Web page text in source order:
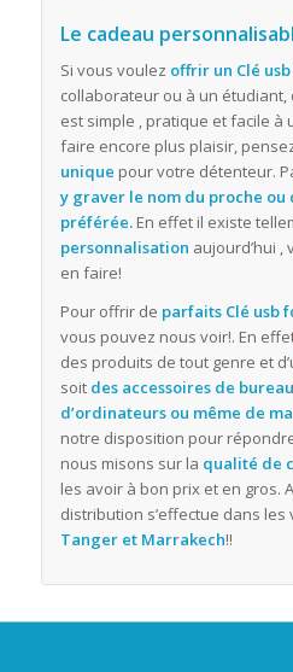
Le cadeau
Si vous voulez offrir un Clé
collaborateur ou à un étudiant,
est simple , pratique et facile à
faire encore plus plaisir,
unique pour votre détenteur.
y graver le nom du proche ou
préférée.En effet il existe
personnalisation aujourd’hui ,
en faire!
Pour offrir de parfaits Clé usb
vous pouvez nous voir!. En
des produits de tout genre et
soit des accessoires de
d’ordinateurs ou même de
notre disposition pour
nous misons sur la qualité de
les avoir à bon prix et en gros.
distribution s’effectue dans les
Tanger et Marrakech!!